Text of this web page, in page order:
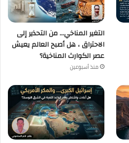
التغير المناخي… من التحذير إلى
الاحتراق ، هل أصبح العالم يعيش
عصر الكوارث المناخية؟
منذ أسبوعين